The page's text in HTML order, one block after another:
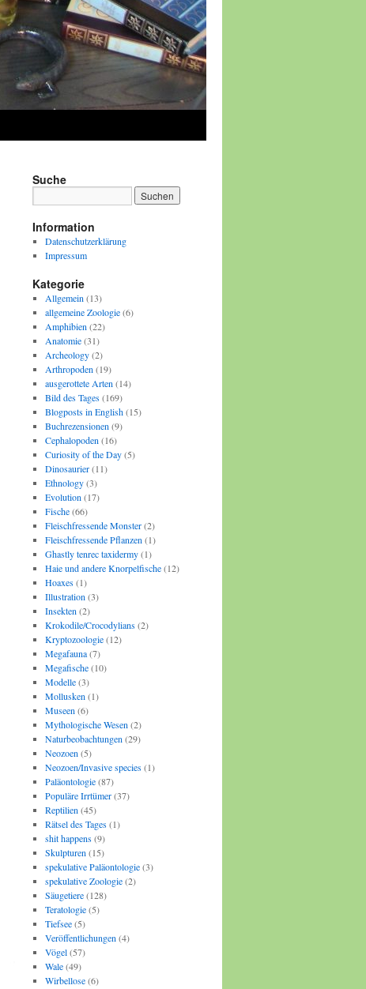
Suche
Information
Datenschutzerklärung
Impressum
Kategorie
Allgemein (13)
allgemeine Zoologie(6)
Amphibien (22)
Anatomie(31)
Archeology(2)
Arthropoden (19)
ausgerottete Arten (14)
Bild des Tages(169)
Blogposts in English(15)
Buchrezensionen (9)
Cephalopoden (16)
Curiosity of the Day(5)
Dinosaurier(11)
Ethnology(3)
Evolution (17)
Fische(66)
Fleischfressende Monster(2)
Fleischfressende Pflanzen (1)
Ghastly tenrec taxidermy(1)
Haie und andere Knorpelfische(12)
Hoaxes(1)
Illustration (3)
Insekten (2)
Krokodile/Crocodylians(2)
Kryptozoologie(12)
Megafauna(7)
Megafische(10)
Modelle(3)
Mollusken (1)
Museen (6)
Mythologische Wesen (2)
Naturbeobachtungen (29)
Neozoen (5)
Neozoen/Invasive species(1)
Paläontologie(87)
Populäre Irrtümer(37)
Reptilien (45)
Rätsel des Tages(1)
shit happens(9)
Skulpturen (15)
spekulative Paläontologie(3)
spekulative Zoologie(2)
Säugetiere(128)
Teratologie(5)
Tiefsee(5)
Veröffentlichungen (4)
Vögel(57)
Wale(49)
Wirbellose(6)